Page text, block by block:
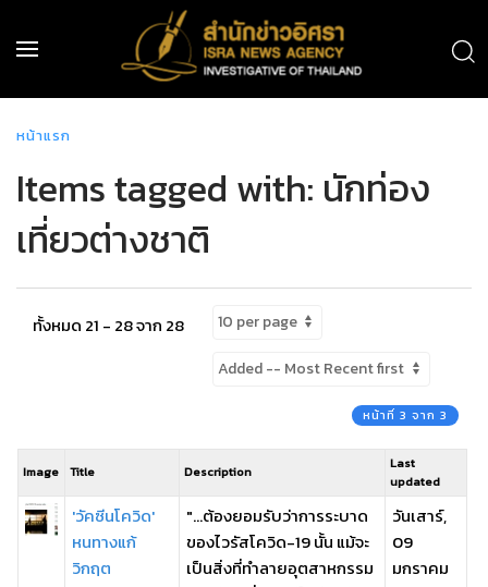
หน้าแรก
Items tagged with: นักท่อง
เที่ยวต่างชาติ
ทั้งหมด 21 - 28 จาก 28
หน้าที่ 3 จาก 3
Image Title Description
Last
updated
'วัคซีนโควิด'
หนทางแก้
วิกฤต
"...ต้องยอมรับว่าการระบาด
ของไวรัสโควิด-19 นั้น แม้จะ
เป็นสิ่งที่ทำลายอุตสาหกรรม
วันเสาร์,
09
มกราคม